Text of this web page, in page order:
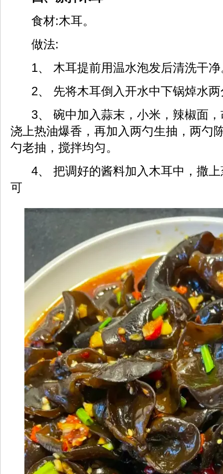
食材:木耳。
做法:
1、 木耳提前用温水泡发后清洗干净
2、 先将木耳倒入开水中下锅焯水
3、 碗中加入蒜末，小米，辣椒面
浇上热油爆香，再加入两勺生抽，两勺
勺老抽，搅拌均匀。
4、 把调好的酱料加入木耳中，撒
可